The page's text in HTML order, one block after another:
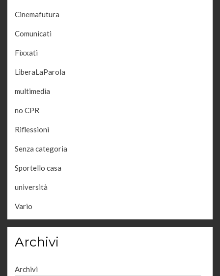
Cinemafutura
Comunicati
Fixxati
LiberaLaParola
multimedia
no CPR
Riflessioni
Senza categoria
Sportello casa
università
Vario
Archivi
Archivi